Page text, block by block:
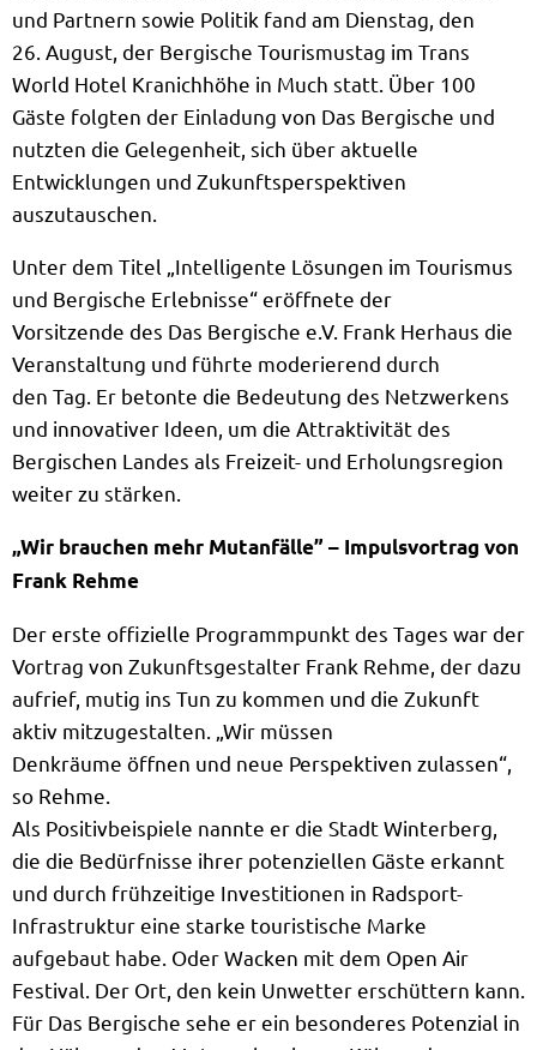
und Partnern sowie Politik fand am Dienstag, den
26. August, der Bergische Tourismustag im Trans
World Hotel Kranichhöhe in Much statt. Über 100
Gäste folgten der Einladung von Das Bergische und
nutzten die Gelegenheit, sich über aktuelle
Entwicklungen und Zukunftsperspektiven
auszutauschen.
Unter dem Titel „Intelligente Lösungen im Tourismus
und Bergische Erlebnisse“ eröffnete der
Vorsitzende des Das Bergische e.V. Frank Herhaus die
Veranstaltung und führte moderierend durch
den Tag. Er betonte die Bedeutung des Netzwerkens
und innovativer Ideen, um die Attraktivität des
Bergischen Landes als Freizeit- und Erholungsregion
weiter zu stärken.
„Wir brauchen mehr Mutanfälle” – Impulsvortrag von
Frank Rehme
Der erste offizielle Programmpunkt des Tages war der
Vortrag von Zukunftsgestalter Frank Rehme, der dazu
aufrief, mutig ins Tun zu kommen und die Zukunft
aktiv mitzugestalten. „Wir müssen
Denkräume öffnen und neue Perspektiven zulassen“,
so Rehme.
Als Positivbeispiele nannte er die Stadt Winterberg,
die die Bedürfnisse ihrer potenziellen Gäste erkannt
und durch frühzeitige Investitionen in Radsport-
Infrastruktur eine starke touristische Marke
aufgebaut habe. Oder Wacken mit dem Open Air
Festival. Der Ort, den kein Unwetter erschüttern kann.
Für Das Bergische sehe er ein besonderes Potenzial in